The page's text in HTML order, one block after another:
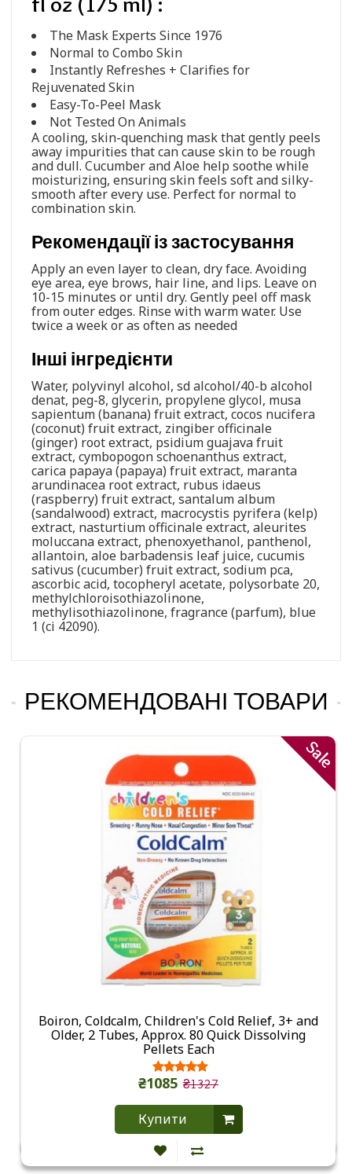
The Mask Experts Since 1976
Normal to Combo Skin
Instantly Refreshes + Clarifies for
Rejuvenated Skin
Easy-To-Peel Mask
Not Tested On Animals
A cooling, skin-quenching mask that gently peels
away impurities that can cause skin to be rough
and dull. Cucumber and Aloe help soothe while
moisturizing, ensuring skin feels soft and silky-
smooth after every use. Perfect for normal to
combination skin.
Рекомендації із застосування
Apply an even layer to clean, dry face. Avoiding
eye area, eye brows, hair line, and lips. Leave on
10-15 minutes or until dry. Gently peel off mask
from outer edges. Rinse with warm water. Use
twice a week or as often as needed
Інші інгредієнти
Water, polyvinyl alcohol, sd alcohol/40-b alcohol
denat, peg-8, glycerin, propylene glycol, musa
sapientum (banana) fruit extract, cocos nucifera
(coconut) fruit extract, zingiber officinale
(ginger) root extract, psidium guajava fruit
extract, cymbopogon schoenanthus extract,
carica papaya (papaya) fruit extract, maranta
arundinacea root extract, rubus idaeus
(raspberry) fruit extract, santalum album
(sandalwood) extract, macrocystis pyrifera (kelp)
extract, nasturtium officinale extract, aleurites
moluccana extract, phenoxyethanol, panthenol,
allantoin, aloe barbadensis leaf juice, cucumis
sativus (cucumber) fruit extract, sodium pca,
ascorbic acid, tocopheryl acetate, polysorbate 20,
methylchloroisothiazolinone,
methylisothiazolinone, fragrance (parfum), blue
1 (ci 42090).
РЕКОМЕНДОВАНІ ТОВАРИ
Sale
Boiron, Coldcalm, Children's Cold Relief, 3+ and
Older, 2 Tubes, Approx. 80 Quick Dissolving
Pellets Each
₴1085 ₴1327
Купити